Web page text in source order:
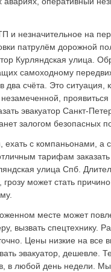
и незначительное на
патрулём дорожной
Курляндская улица.
самоходному
два счёта. Это ситуация,
проявиться
эвакуатор Санкт-
залогом безопасных
ехать с компаньонами,
тарифам заказать
улица Спб.
может стать
месте может
вызвать спецтехнику.
Цены низкие на все
эвакуатор, дешевле.
в любой день недели.